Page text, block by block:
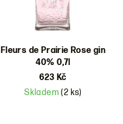
Fleurs de Prairie Rose gin
40% 0,7l
623 Kč
Skladem(2 ks)